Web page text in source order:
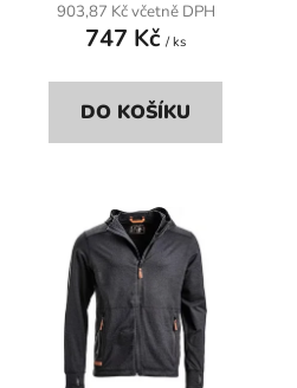
903,87 Kč včetně DPH
747 Kč / ks
DO KOŠÍKU